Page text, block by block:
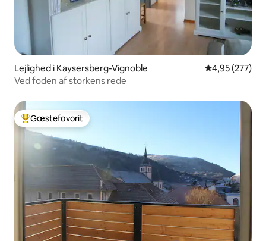
Lejlighed i Kaysersberg-Vignoble 4,95 ud af 5 i
4,95 (277)
Ved foden af storkens rede
Bedste gæstefavorit
Gæstefavorit